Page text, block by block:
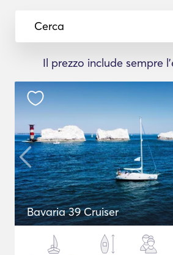
Cerca
Il prezzo include sempre
Bavaria 39 Cruiser